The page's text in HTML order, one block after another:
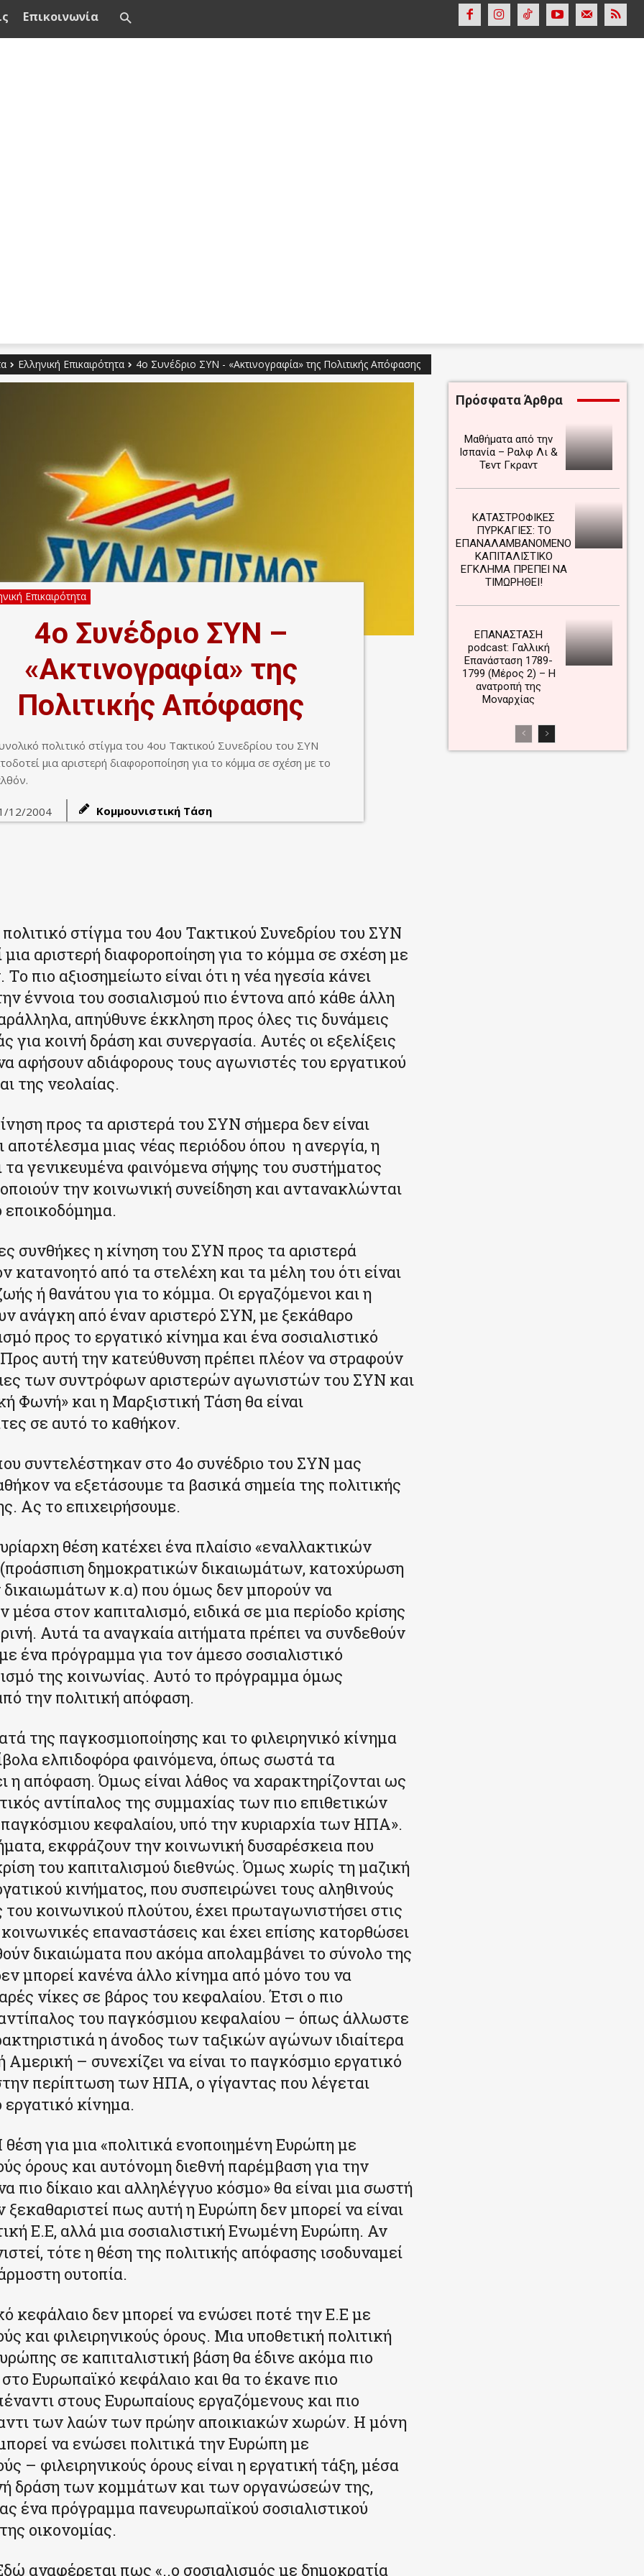
Επικοινωνία
Ελληνική Επικαιρότητα 4ο Συνέδριο ΣΥΝ - «Ακτινογραφία» της Πολιτικής Απόφασης
Επικαιρότητα
4ο Συνέδριο ΣΥΝ –
«Ακτινογραφία» της
Πολιτικής Απόφασης
πολιτικό στίγμα του 4ου Τακτικού Συνεδρίου του ΣΥΝ
μια αριστερή διαφοροποίηση για το κόμμα σε σχέση με το
12/2004 Κομμουνιστική Τάση
στίγμα του 4ου Τακτικού Συνεδρίου του ΣΥΝ
μια αριστερή διαφοροποίηση για το κόμμα σε σχέση με
πιο αξιοσημείωτο είναι ότι η νέα ηγεσία κάνει
έννοια του σοσιαλισμού πιο έντονα από κάθε άλλη
απηύθυνε έκκληση προς όλες τις δυνάμεις
για κοινή δράση και συνεργασία. Αυτές οι εξελίξεις
αφήσουν αδιάφορους τους αγωνιστές του εργατικού
της νεολαίας.
προς τα αριστερά του ΣΥΝ σήμερα δεν είναι
αποτέλεσμα μιας νέας περιόδου όπου η ανεργία, η
γενικευμένα φαινόμενα σήψης του συστήματος
την κοινωνική συνείδηση και αντανακλώνται
εποικοδόμημα.
συνθήκες η κίνηση του ΣΥΝ προς τα αριστερά
κατανοητό από τα στελέχη και τα μέλη του ότι είναι
ή θανάτου για το κόμμα. Οι εργαζόμενοι και η
ανάγκη από έναν αριστερό ΣΥΝ, με ξεκάθαρο
προς το εργατικό κίνημα και ένα σοσιαλιστικό
αυτή την κατεύθυνση πρέπει πλέον να στραφούν
των συντρόφων αριστερών αγωνιστών του ΣΥΝ και
Φωνή» και η Μαρξιστική Τάση θα είναι
σε αυτό το καθήκον.
συντελέστηκαν στο 4ο συνέδριο του ΣΥΝ μας
να εξετάσουμε τα βασικά σημεία της πολιτικής
Ας το επιχειρήσουμε.
θέση κατέχει ένα πλαίσιο «εναλλακτικών
δημοκρατικών δικαιωμάτων, κατοχύρωση
κ.α) που όμως δεν μπορούν να
μέσα στον καπιταλισμό, ειδικά σε μια περίοδο κρίσης
Αυτά τα αναγκαία αιτήματα πρέπει να συνδεθούν
ένα πρόγραμμα για τον άμεσο σοσιαλιστικό
της κοινωνίας. Αυτό το πρόγραμμα όμως
την πολιτική απόφαση.
της παγκοσμιοποίησης και το φιλειρηνικό κίνημα
ελπιδοφόρα φαινόμενα, όπως σωστά τα
η απόφαση. Όμως είναι λάθος να χαρακτηρίζονται ως
αντίπαλος της συμμαχίας των πιο επιθετικών
κεφαλαίου, υπό την κυριαρχία των ΗΠΑ».
εκφράζουν την κοινωνική δυσαρέσκεια που
του καπιταλισμού διεθνώς. Όμως χωρίς τη μαζική
κινήματος, που συσπειρώνει τους αληθινούς
κοινωνικού πλούτου, έχει πρωταγωνιστήσει στις
επαναστάσεις και έχει επίσης κατορθώσει
δικαιώματα που ακόμα απολαμβάνει το σύνολο της
μπορεί κανένα άλλο κίνημα από μόνο του να
νίκες σε βάρος του κεφαλαίου. Έτσι ο πιο
του παγκόσμιου κεφαλαίου – όπως άλλωστε
η άνοδος των ταξικών αγώνων ιδιαίτερα
Αμερική – συνεχίζει να είναι το παγκόσμιο εργατικό
περίπτωση των ΗΠΑ, ο γίγαντας που λέγεται
εργατικό κίνημα.
για μια «πολιτικά ενοποιημένη Ευρώπη με
όρους και αυτόνομη διεθνή παρέμβαση για την
πιο δίκαιο και αλληλέγγυο κόσμο» θα είναι μια σωστή
ξεκαθαριστεί πως αυτή η Ευρώπη δεν μπορεί να είναι
Ε.Ε, αλλά μια σοσιαλιστική Ενωμένη Ευρώπη. Αν
τότε η θέση της πολιτικής απόφασης ισοδυναμεί
ουτοπία.
κεφάλαιο δεν μπορεί να ενώσει ποτέ την Ε.Ε με
και φιλειρηνικούς όρους. Μια υποθετική πολιτική
σε καπιταλιστική βάση θα έδινε ακόμα πιο
Ευρωπαϊκό κεφάλαιο και θα το έκανε πιο
στους Ευρωπαίους εργαζόμενους και πιο
των λαών των πρώην αποικιακών χωρών. Η μόνη
να ενώσει πολιτικά την Ευρώπη με
– φιλειρηνικούς όρους είναι η εργατική τάξη, μέσα
δράση των κομμάτων και των οργανώσεών της,
ένα πρόγραμμα πανευρωπαϊκού σοσιαλιστικού
οικονομίας.
αναφέρεται πως «..ο σοσιαλισμός με δημοκρατία
Πρόσφατα Άρθρα
Μαθήματα από την
Ισπανία – Ραλφ Λι &
Τεντ Γκραντ
ΚΑΤΑΣΤΡΟΦΙΚΕΣ
ΠΥΡΚΑΓΙΕΣ: ΤΟ
ΕΠΑΝΑΛΑΜΒΑΝΟΜΕΝΟ
ΚΑΠΙΤΑΛΙΣΤΙΚΟ
ΕΓΚΛΗΜΑ ΠΡΕΠΕΙ ΝΑ
ΤΙΜΩΡΗΘΕΙ!
ΕΠΑΝΑΣΤΑΣΗ
podcast: Γαλλική
Επανάσταση 1789-
1799 (Μέρος 2) – Η
ανατροπή της
Μοναρχίας